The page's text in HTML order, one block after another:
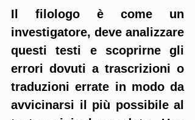
Il filologo è come un
investigatore, deve analizzare
questi testi e scoprirne gli
errori dovuti a trascrizioni o
traduzioni errate in modo da
avvicinarsi il più possibile al